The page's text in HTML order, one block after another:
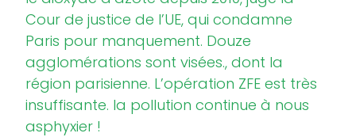
Cour de justice de l’UE, qui condamne
Paris pour manquement. Douze
agglomérations sont visées., dont la
région parisienne. L’opération ZFE est très
insuffisante. la pollution continue à nous
asphyxier !